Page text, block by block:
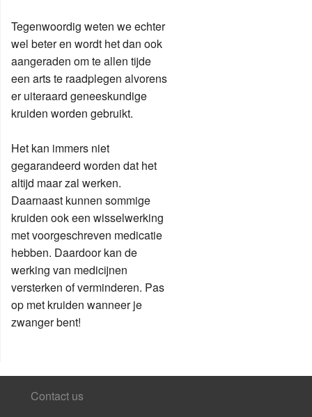
Tegenwoordig weten we echter
wel beter en wordt het dan ook
aangeraden om te allen tijde
een arts te raadplegen alvorens
er uiteraard geneeskundige
kruiden worden gebruikt.
Het kan immers niet
gegarandeerd worden dat het
altijd maar zal werken.
Daarnaast kunnen sommige
kruiden ook een wisselwerking
met voorgeschreven medicatie
hebben. Daardoor kan de
werking van medicijnen
versterken of verminderen. Pas
op met kruiden wanneer je
zwanger bent!
Contact us